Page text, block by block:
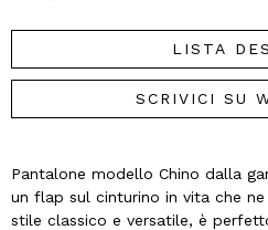
LISTA
SCRIVICI SU
Pantalone modello Chino dalla
un flap sul cinturino in vita che
stile classico e versatile, è